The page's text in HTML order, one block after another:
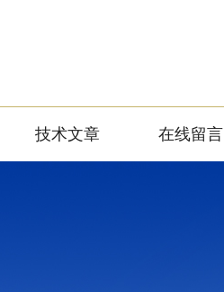
技术文章 在线留言